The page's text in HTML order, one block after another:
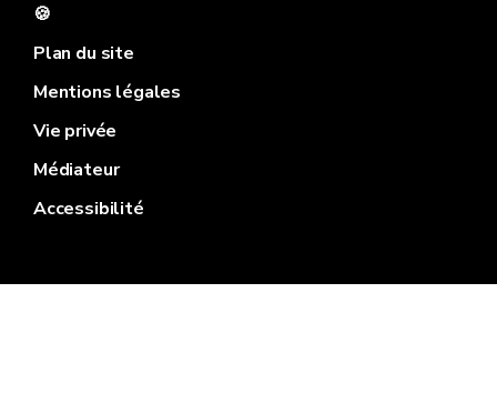
🍪
Plan du site
Mentions légales
Vie privée
Médiateur
Accessibilité